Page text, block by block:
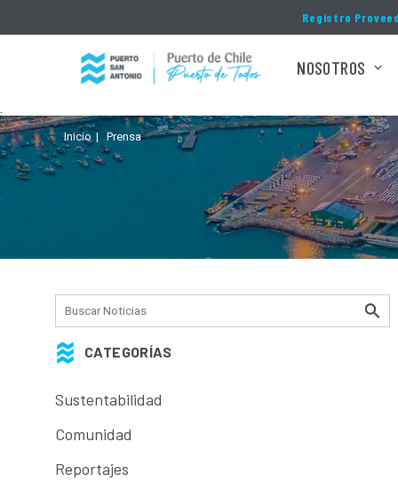
Registro
NOSOTROS
.
Inicio Prensa
CATEGORÍAS
Sustentabilidad
Comunidad
Reportajes